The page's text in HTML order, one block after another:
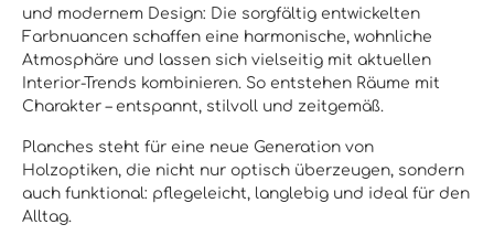
und modernem Design: Die sorgfältig entwickelten
Farbnuancen schaffen eine harmonische, wohnliche
Atmosphäre und lassen sich vielseitig mit aktuellen
Interior-Trends kombinieren. So entstehen Räume mit
Charakter – entspannt, stilvoll und zeitgemäß.
Planches steht für eine neue Generation von
Holzoptiken, die nicht nur optisch überzeugen, sondern
auch funktional: pflegeleicht, langlebig und ideal für den
Alltag.